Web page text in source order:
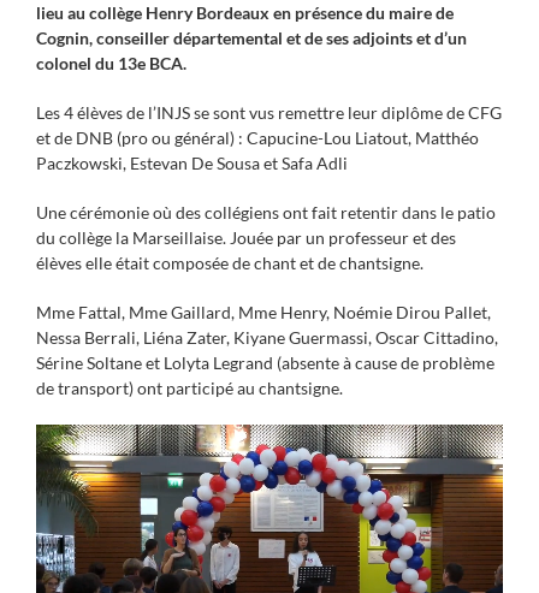
lieu au collège Henry Bordeaux en présence du maire de
Cognin, conseiller départemental et de ses adjoints et d’un
colonel du 13e BCA.
Les 4 élèves de l’INJS se sont vus remettre leur diplôme de CFG
et de DNB (pro ou général) : Capucine-Lou Liatout, Matthéo
Paczkowski, Estevan De Sousa et Safa Adli
Une cérémonie où des collégiens ont fait retentir dans le patio
du collège la Marseillaise. Jouée par un professeur et des
élèves elle était composée de chant et de chantsigne.
Mme Fattal, Mme Gaillard, Mme Henry, Noémie Dirou Pallet,
Nessa Berrali, Liéna Zater, Kiyane Guermassi, Oscar Cittadino,
Sérine Soltane et Lolyta Legrand (absente à cause de problème
de transport) ont participé au chantsigne.